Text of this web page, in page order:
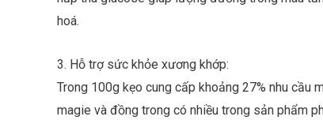
hoá.
3. Hỗ trợ sức khỏe xương khớp:
Trong 100g kẹo cung cấp khoảng 27% nhu cầu
magie và đồng trong có nhiều trong sản phẩm